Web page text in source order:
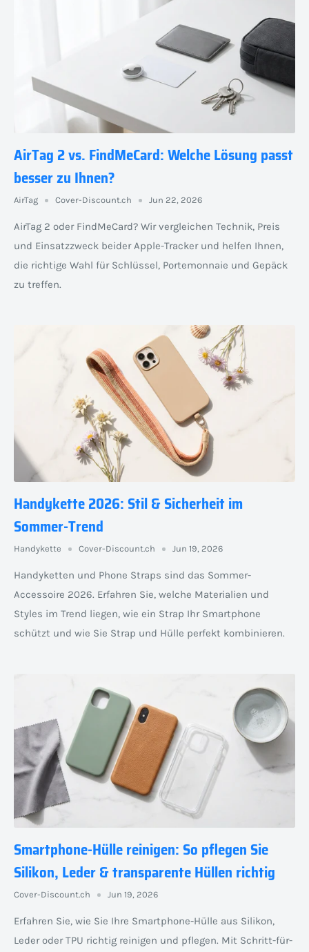
AirTag 2 vs. FindMeCard: Welche Lösung passt
besser zu Ihnen?
AirTag Cover-Discount.ch Jun 22, 2026
AirTag 2 oder FindMeCard? Wir vergleichen Technik, Preis
und Einsatzzweck beider Apple-Tracker und helfen Ihnen,
die richtige Wahl für Schlüssel, Portemonnaie und Gepäck
zu treffen.
Handykette 2026: Stil & Sicherheit im
Sommer-Trend
Handykette Cover-Discount.ch Jun 19, 2026
Handyketten und Phone Straps sind das Sommer-
Accessoire 2026. Erfahren Sie, welche Materialien und
Styles im Trend liegen, wie ein Strap Ihr Smartphone
schützt und wie Sie Strap und Hülle perfekt kombinieren.
Smartphone-Hülle reinigen: So pflegen Sie
Silikon, Leder & transparente Hüllen richtig
Cover-Discount.ch Jun 19, 2026
Erfahren Sie, wie Sie Ihre Smartphone-Hülle aus Silikon,
Leder oder TPU richtig reinigen und pflegen. Mit Schritt-für-